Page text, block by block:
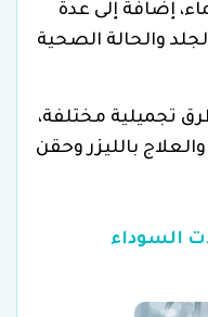
إضافة إلى عدة
والحالة الصحية
تجميلية مختلفة،
بالليزر وحقن
السوداء